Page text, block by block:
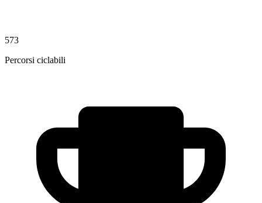
573
Percorsi ciclabili